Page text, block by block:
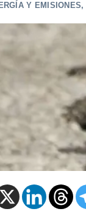
Y EMISIONES,